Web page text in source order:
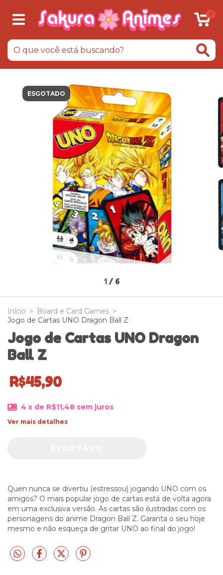
0
ESGOTADO
1/ 6
Início > Board e Card Games >
Jogo de Cartas UNO Dragon Ball Z
Jogo de Cartas UNO Dragon
Ball Z
R$45,90
4 x de R$11,48 sem juros
Ver mais detalhes
Quen nunca se divertiu (estressou) jogando UNO com os
amigos? O mais popular jogo de cartas está de volta agora
em uma exclusiva versão. As cartas são ilustradas com os
personagens do anime Dragon Ball Z. Garanta o seu hoje
mesmo e não esqueça de gritar UNO ao final do jogo!